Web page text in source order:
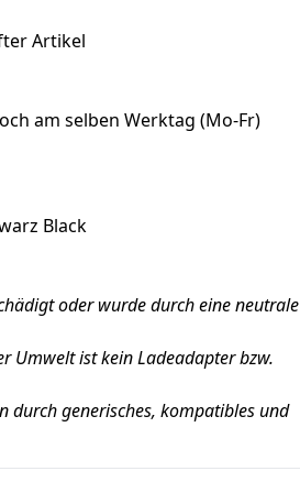
Artikel
am selben Werktag (Mo-Fr)
Black
oder wurde durch eine neutrale
Umwelt ist kein Ladeadapter bzw.
durch generisches, kompatibles und